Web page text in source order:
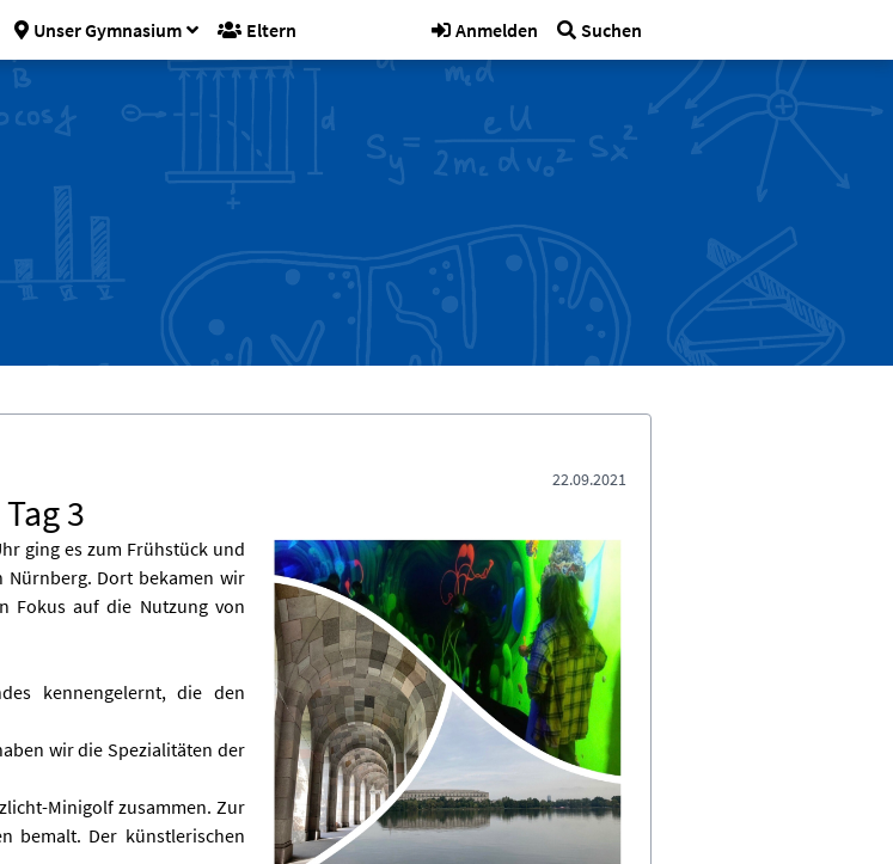
Unser Gymnasium Eltern Anmelden Suchen
22.09.2021
3
ging es zum Frühstück und
Nürnberg. Dort bekamen wir
Fokus auf die Nutzung von
kennengelernt, die den
wir die Spezialitäten der
Minigolf zusammen. Zur
bemalt. Der künstlerischen